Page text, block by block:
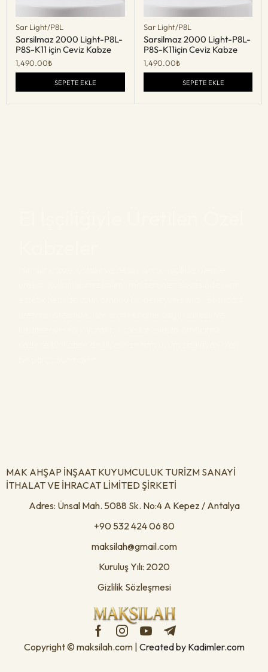
Sar Light/P8L
Sarsilmaz 2000 Light-P8L-
P8S-K11 için Ceviz Kabze
1,490.00₺
SEPETE EKLE
Sar Light/P8L
Sarsilmaz 2000 Light-P8L-
P8S-K11için Ceviz Kabze
1,490.00₺
SEPETE EKLE
MAK AHŞAP İNŞAAT KUYUMCULUK TURİZM SANAYİ
İTHALAT VE İHRACAT LİMİTED ŞİRKETİ
Adres: Ünsal Mah. 5088 Sk. No:4 A Kepez / Antalya
+90 532 424 06 80
maksilah@gmail.com
Kuruluş Yılı: 2020
Gizlilik Sözleşmesi
Copyright © maksilah.com | Created by Kadimler.com